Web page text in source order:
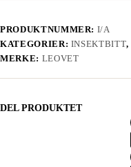
PRODUKTNUMMER: I/A
KATEGORIER: INSEKTBITT,
MERKE: LEOVET
DEL PRODUKTET